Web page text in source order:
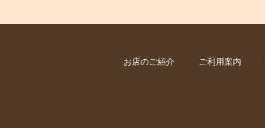
お店のご紹介 ご利用案内